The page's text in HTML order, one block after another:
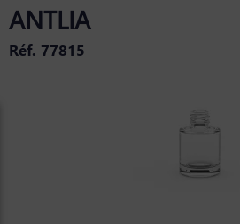
ANTLIA
Réf. 77815